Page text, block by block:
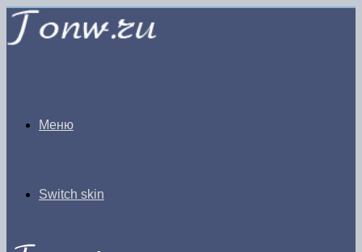
Меню
Switch skin